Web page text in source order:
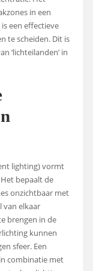
in een
een effectieve
te scheiden. Dit is
‘lichteilanden’ in
lighting) vormt
bepaalt de
onzichtbaar met
van elkaar
brengen in de
kunnen
sfeer. Een
combinatie met